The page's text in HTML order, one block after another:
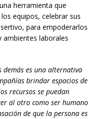
herramienta que
equipos, celebrar sus
para empoderarlos
ambientes laborales
demás es una alternativa
brindar espacios de
recursos se puedan
al otro como ser humano
de que la persona es